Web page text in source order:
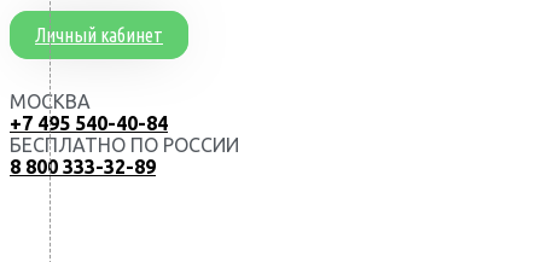
Личный кабинет
МОСКВА
+7 495 540-40-84
БЕСПЛАТНО ПО РОССИИ
8 800 333-32-89